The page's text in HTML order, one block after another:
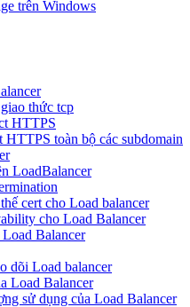
trên Windows
thức tcp
HTTPS
HTTPS toàn bộ các subdomain
LoadBalancer
cert cho Load balancer
cho Load Balancer
Balancer
dõi Load balancer
Load Balancer
sử dụng của Load Balancer